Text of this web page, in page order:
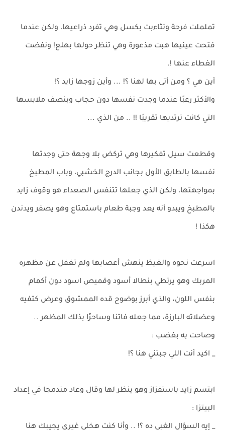
تململت فرحة وتثاءبت بكسل وهي تفرد ذراعيها، ولكن عندما
فتحت عينيها هبت مذعورة وهي تنظر حولها بهلع! ونفضت
الغطاء عنها !.
أين هي ؟ ومن أتى بها لهنا ؟! ... وأين زوجها زايد ؟!
والأكثر رعبًا عندما وجدت نفسها دون حجاب وبنصف ملابسها
التي كانت ترتديها تقريبًا !! .. من الذي ...
وقطعت سيل تفكيرها وهي تركض بلا وجهة حتى وجدتها
نفسها بالطابق الأول بجانب الدرج الخشبي، وباب المطبخ
بمواجهتها، ولكن الذي جعلها تتنفس الصعداء هو وقوف زايد
بالمطبخ ويبدو أنه يعد وجبة طعام باستمتاع وهو يصفر ويدندن
هكذا !
اسرعت نحوه والغيظ ينهش أعصابها ولم تغفل عن مظهره
المربك وهو يرتطي بنطالا أسود وقميص اسود دون أكمام
بنفس اللون، والذي أبرز بوضوح قده الممشوق وعرض كتفيه
وعضلاته البارزة، مما جعله فاتنا وساحرًا بذلك المظهر ..
وصاحت به بغضب :
_ اكيد أنت اللي جبتني هنا ؟!
ابتسم زايد باستفزاز وهو ينظر لها وقال وعاد مندمجا في إعداد
البيتزا :
_ إيه السؤال الغبي ده ؟! .. وأنا كنت هخلي غيري يجيبك هنا